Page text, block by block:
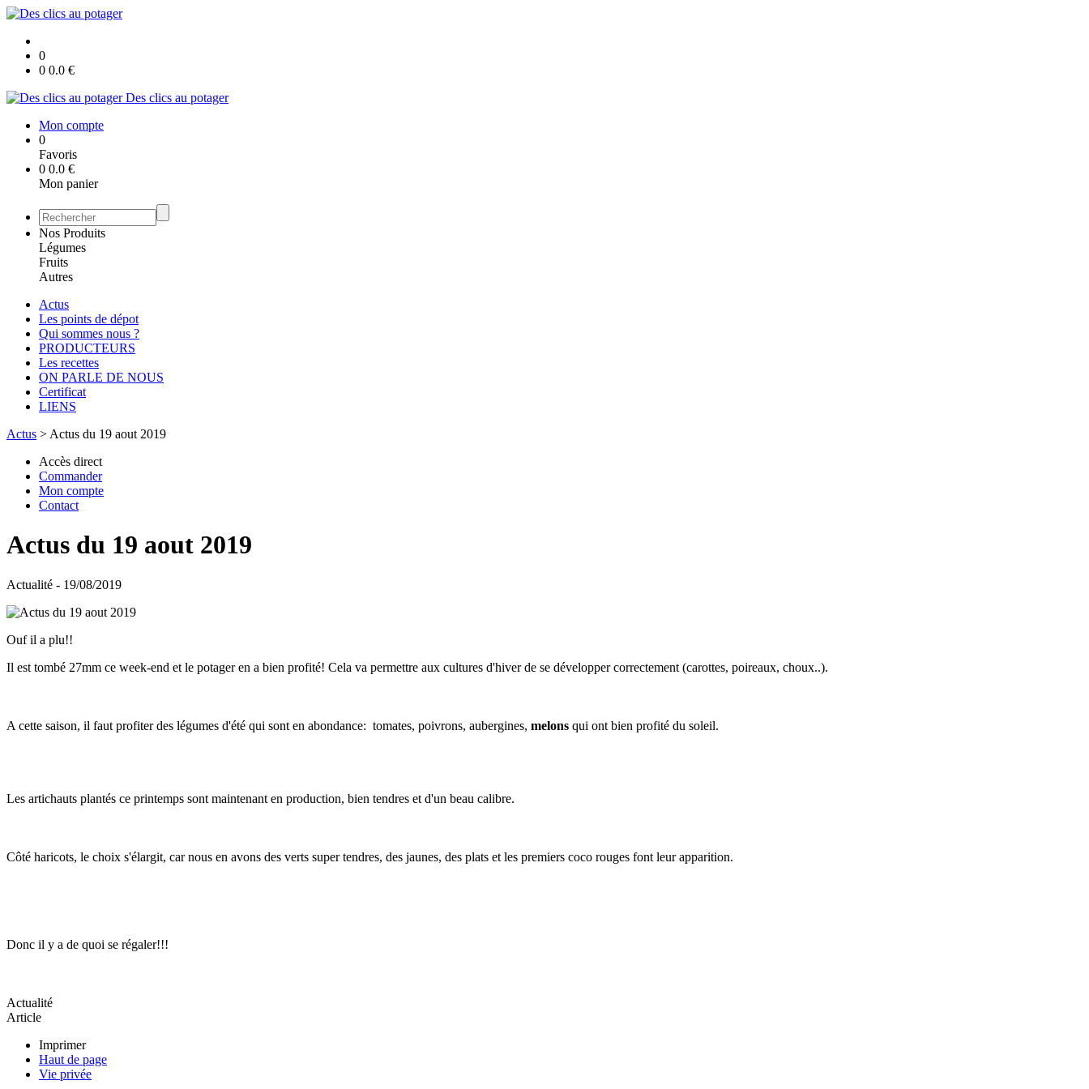
0
0 0.0 €
Des clics au potager
Mon compte
0
Favoris
0 0.0 €
Mon panier
Nos Produits
Légumes
Fruits
Autres
Actus
Les points de dépot
Qui sommes nous ?
PRODUCTEURS
Les recettes
ON PARLE DE NOUS
Certificat
LIENS
Actus > Actus du 19 aout 2019
Accès direct
Commander
Mon compte
Contact
Actus du 19 aout 2019
Actualité - 19/08/2019
Ouf il a plu!!
Il est tombé 27mm ce week-end et le potager en a bien profité! Cela va permettre aux cultures d'hiver de se développer correctement (carottes, poireaux, choux..).
A cette saison, il faut profiter des légumes d'été qui sont en abondance: tomates, poivrons, aubergines, melons qui ont bien profité du soleil.
Les artichauts plantés ce printemps sont maintenant en production, bien tendres et d'un beau calibre.
Côté haricots, le choix s'élargit, car nous en avons des verts super tendres, des jaunes, des plats et les premiers coco rouges font leur apparition.
Donc il y a de quoi se régaler!!!
Actualité
Article
Imprimer
Haut de page
Vie privée